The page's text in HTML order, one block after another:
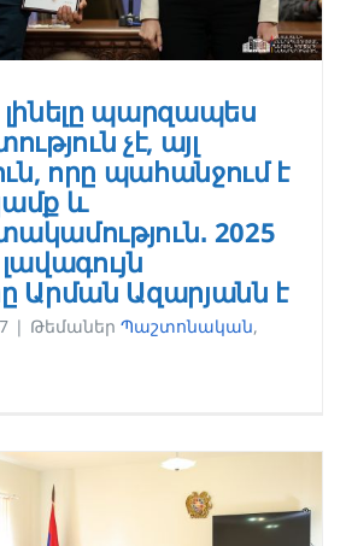
պարզապես
չէ, այլ
որը պահանջում է
և
2025
Արման Ազարյանն է
| ԹեմաներՊաշտոնական,